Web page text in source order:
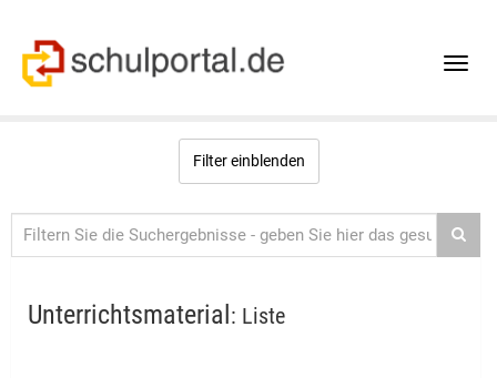
Toggle
Filter einblenden
Unterrichtsmaterial : Liste